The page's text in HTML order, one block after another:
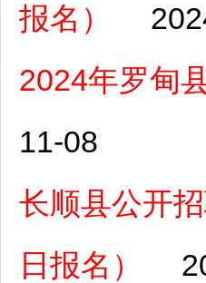
报名）
2024年罗甸
11-08
长顺县公开
日报名）